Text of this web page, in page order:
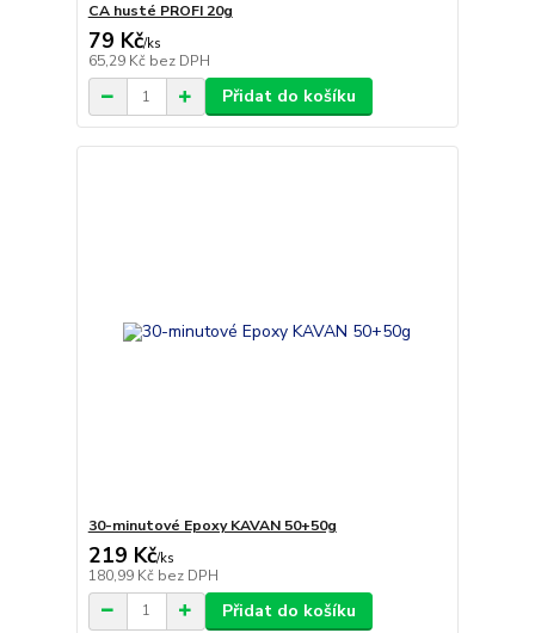
CA husté PROFI 20g
79 Kč/ks
65,29 Kč bez DPH
Přidat do košíku
30-minutové Epoxy KAVAN 50+50g
219 Kč/ks
180,99 Kč bez DPH
Přidat do košíku